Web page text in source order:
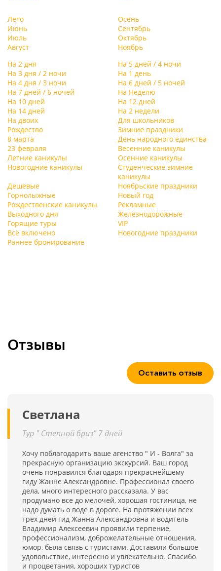
Лето
Июнь
Июль
Август
Осень
Сентябрь
Октябрь
Ноябрь
На 2 дня
На 5 дней / 4 ночи
На 3 дня / 2 ночи
На 1 день
На 4 дня / 3 ночи
На 6 дней / 5 ночей
На 7 дней / 6 ночей
На Неделю
На 10 дней
На 12 дней
На 14 дней
На 2 недели
На двоих
Для школьников
Рождество
Зимние праздники
8 марта
День народного единства
23 февраля
Весенние каникулы
Летние каникулы
Осенние каникулы
Новогодние каникулы
Студенческие зимние
каникулы
Дешевые
Ноябрьские праздники
Горнолыжные
Новый год
Рождественские каникулы
Рекламные
Выходного дня
Железнодорожные
Горящие туры
VIP
Всё включено
Новогодние праздники
Раннее бронирование
Отзывы
Оставить отзыв
Светлана
Тур " Степной бриз" 7 дней
Хочу поблагодарить ваше агенство " И - Волга" за
прекрасную организацию экскурсий. Ваш город
очень понравился благодаря прекраснейшему
гиду Жанне Александровне. Профессионал своего
дела, много интересного рассказала. У вас
продумано все до мелочей, хорошая гостиница, не
надо думать о воде в дороге. На протяжении всех
трёх дней гид Жанна Александровна и водитель
Владимир Алексеевич проявили терпение,
профессионализм, доброжелательные отношения,
юмор, была связь с туристами. Доставили большое
удовольствие, интересно и увлекательно. Спасибо
и процветания, хороших туристов